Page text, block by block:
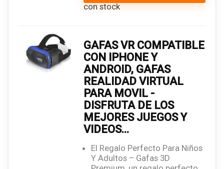
con stock
GAFAS VR COMPATIBLE
CON IPHONE Y
ANDROID, GAFAS
REALIDAD VIRTUAL
PARA MOVIL -
DISFRUTA DE LOS
MEJORES JUEGOS Y
VIDEOS...
El Regalo Perfecto Para Niños
Y Adultos – Gafas 3D